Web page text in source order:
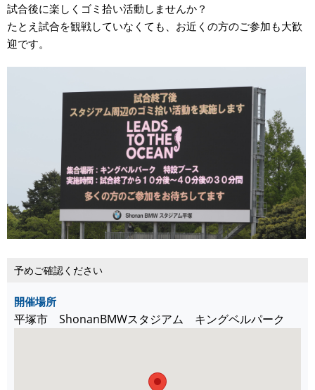
試合後に楽しくゴミ拾い活動しませんか？
たとえ試合を観戦していなくても、お近くの方のご参加も大歓
迎です。
予めご確認ください
開催場所
平塚市 ShonanBMWスタジアム キングベルパーク